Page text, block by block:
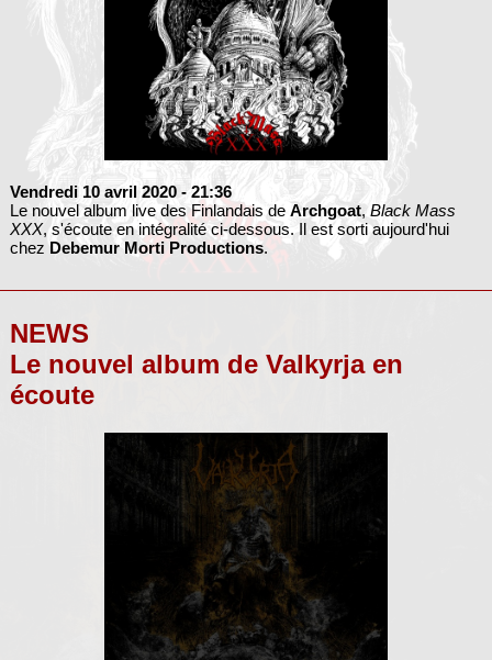
Vendredi 10 avril 2020 - 21:36
Le nouvel album live des Finlandais de Archgoat,Black Mass
XXX, s'écoute en intégralité ci-dessous. Il est sorti aujourd'hui
chez Debemur Morti Productions.
NEWS
Le nouvel album de Valkyrja en
écoute